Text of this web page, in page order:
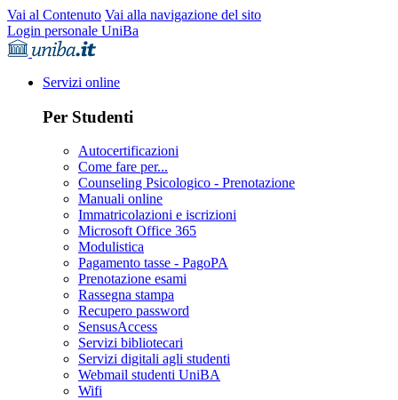
Vai al Contenuto Vai alla navigazione del sito
Login personale UniBa
Servizi online
Per Studenti
Autocertificazioni
Come fare per...
Counseling Psicologico - Prenotazione
Manuali online
Immatricolazioni e iscrizioni
Microsoft Office 365
Modulistica
Pagamento tasse - PagoPA
Prenotazione esami
Rassegna stampa
Recupero password
SensusAccess
Servizi bibliotecari
Servizi digitali agli studenti
Webmail studenti UniBA
Wifi